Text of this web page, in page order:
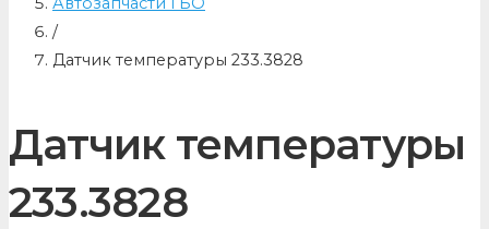
/
Датчик температуры 233.3828
Датчик температуры
233.3828